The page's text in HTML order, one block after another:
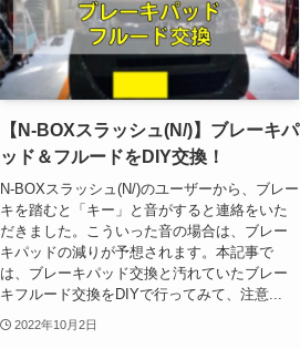
【N-BOXスラッシュ(N/)】ブレーキパ
ッド＆フルードをDIY交換！
N-BOXスラッシュ(N/)のユーザーから、ブレー
キを踏むと「キー」と音がすると連絡をいた
だきました。こういった音の場合は、ブレー
キパッドの減りが予想されます。本記事で
は、ブレーキパッド交換と汚れていたブレー
キフルード交換をDIYで行ってみて、注意...
2022年10月2日